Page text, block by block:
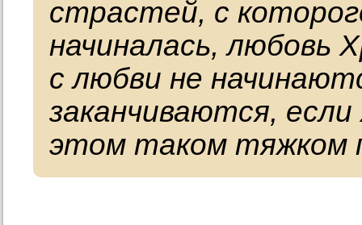
страстей, с
начиналась, любовь
с любви не
заканчиваются,
этом таком тяжком